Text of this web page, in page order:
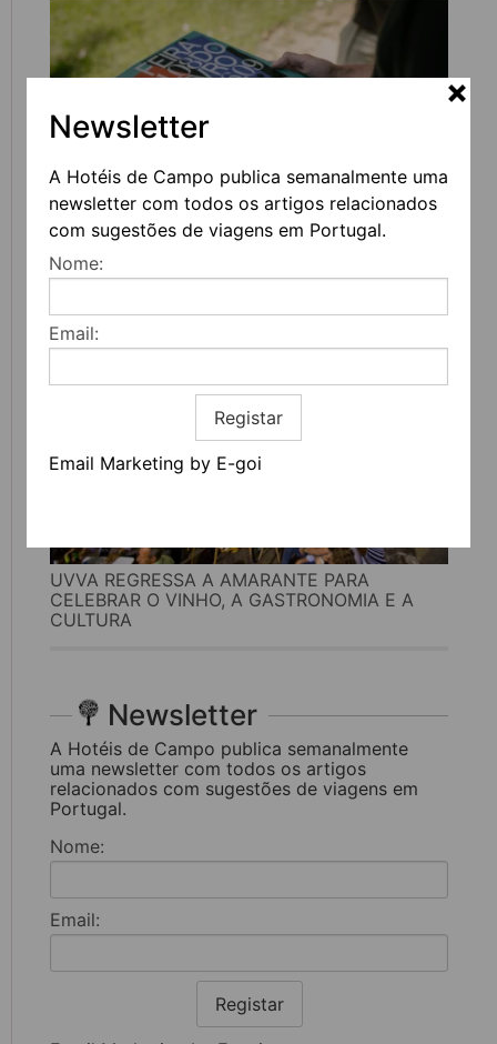
Newsletter
A Hotéis de Campo publica semanalmente uma
newsletter com todos os artigos relacionados
com sugestões de viagens em Portugal.
Nome:
Email:
Registar
Email Marketing by E-goi
FEIRA DO LIVRO DO PORTO REGRESSA COM
MAIS DE 200 ATIVIDADES DEDICADAS À
LITERATURA, MÚSICA E PENSAMENTO
UVVA REGRESSA A AMARANTE PARA
CELEBRAR O VINHO, A GASTRONOMIA E A
CULTURA
Newsletter
A Hotéis de Campo publica semanalmente
uma newsletter com todos os artigos
relacionados com sugestões de viagens em
Portugal.
Nome:
Email:
Registar